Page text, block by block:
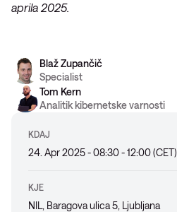
aprila 2025.
Blaž Zupančič
Specialist
Tom Kern
Analitik kibernetske varnosti
KDAJ
24. Apr 2025 - 08:30 - 12:00 (CET)
KJE
NIL, Baragova ulica 5, Ljubljana